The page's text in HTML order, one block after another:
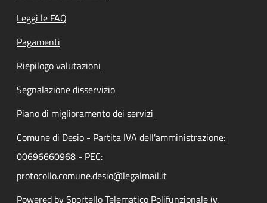
Leggi le FAQ
Pagamenti
Riepilogo valutazioni
Segnalazione disservizio
Piano di miglioramento dei servizi
Comune di Desio - Partita IVA dell'amministrazione:
00696660968 - PEC:
protocollo.comune.desio@legalmail.it
Powered by Sportello Telematico Polifunzionale (v.